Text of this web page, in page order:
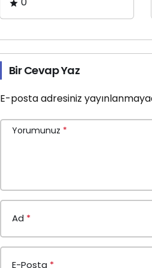
Bir Cevap Yaz
E-posta adresiniz
Yorumunuz *
Ad *
E-Posta *